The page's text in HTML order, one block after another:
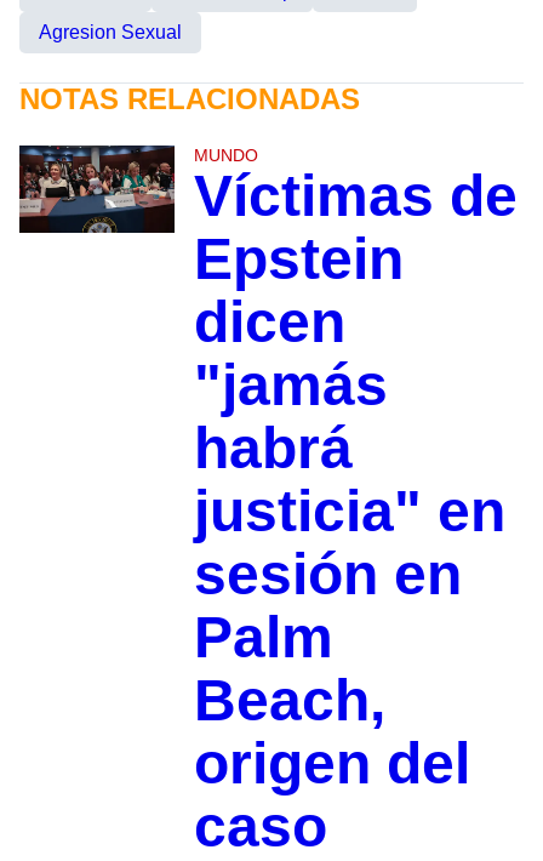
Agresion Sexual
NOTAS RELACIONADAS
MUNDO
Víctimas de
Epstein
dicen
"jamás
habrá
justicia" en
sesión en
Palm
Beach,
origen del
caso